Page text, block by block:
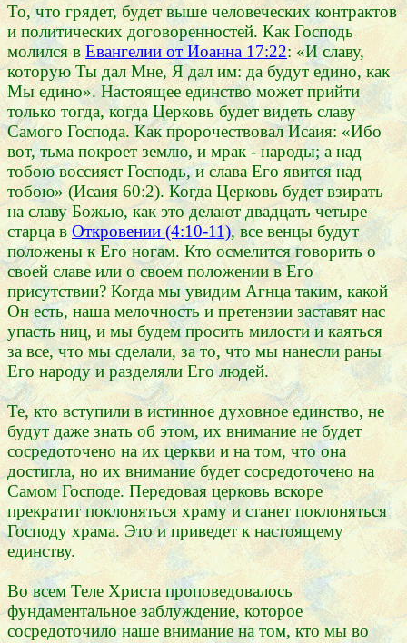
То, что грядет, будет выше человеческих контрактов
и политических договоренностей. Как Господь
молился в Евангелии от Иоанна 17:22: «И славу,
которую Ты дал Мне, Я дал им: да будут едино, как
Мы едино». Настоящее единство может прийти
только тогда, когда Церковь будет видеть славу
Самого Господа. Как пророчествовал Исаия: «Ибо
вот, тьма покроет землю, и мрак - народы; а над
тобою воссияет Господь, и слава Его явится над
тобою» (Исаия 60:2). Когда Церковь будет взирать
на славу Божью, как это делают двадцать четыре
старца вОткровении (4:10-11), все венцы будут
положены к Его ногам. Кто осмелится говорить о
своей славе или о своем положении в Его
присутствии? Когда мы увидим Агнца таким, какой
Он есть, наша мелочность и претензии заставят нас
упасть ниц, и мы будем просить милости и каяться
за все, что мы сделали, за то, что мы нанесли раны
Его народу и разделяли Его людей.
Те, кто вступили в истинное духовное единство, не
будут даже знать об этом, их внимание не будет
сосредоточено на их церкви и на том, что она
достигла, но их внимание будет сосредоточено на
Самом Господе. Передовая церковь вскоре
прекратит поклоняться храму и станет поклоняться
Господу храма. Это и приведет к настоящему
единству.
Во всем Теле Христа проповедовалось
фундаментальное заблуждение, которое
сосредоточило наше внимание на том, кто мы во